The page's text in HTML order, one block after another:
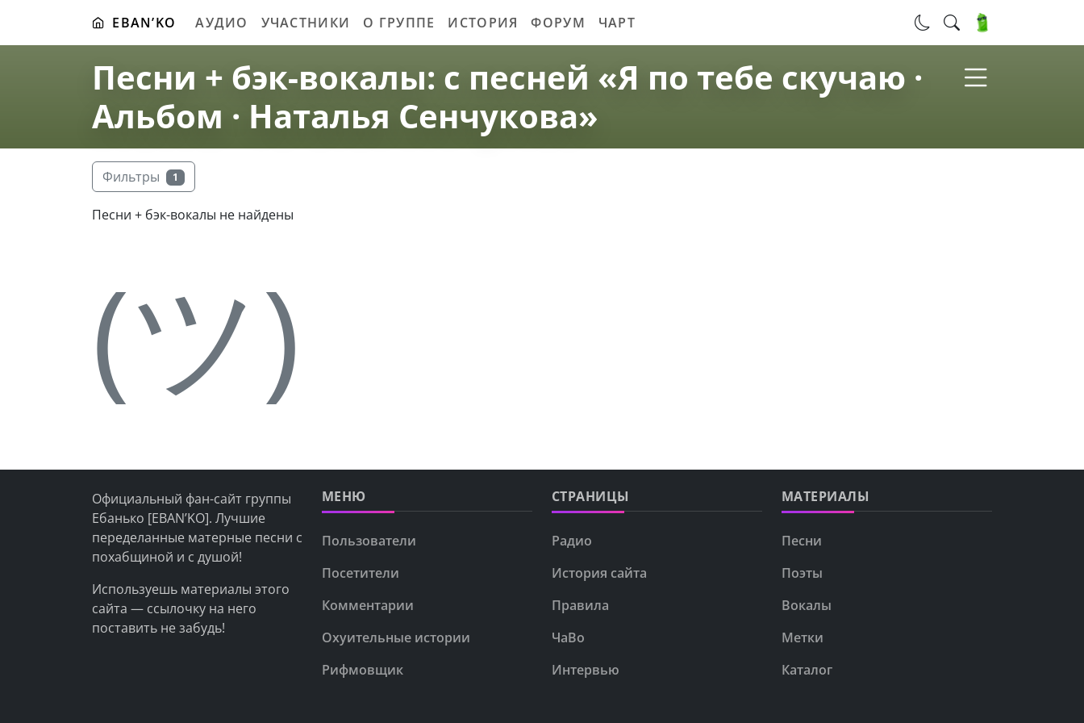
EBAN’KO АУДИО УЧАСТНИКИ О ГРУППЕ ИСТОРИЯ ФОРУМ ЧАРТ
Песни + бэк-вокалы: с песней «Я по тебе скучаю ·
Альбом · Наталья Сенчукова»
Фильтры 1
Песни + бэк-вокалы не найдены
(ツ)
Официальный фан-сайт группы
Ебанько [EBAN’KO]. Лучшие
переделанные матерные песни с
похабщиной и с душой!
Используешь материалы этого
сайта — ссылочку на него
поставить не забудь!
МЕНЮ
Пользователи
Посетители
Комментарии
Охуительные истории
Рифмовщик
СТРАНИЦЫ
Радио
История сайта
Правила
ЧаВо
Интервью
МАТЕРИАЛЫ
Песни
Поэты
Вокалы
Метки
Каталог